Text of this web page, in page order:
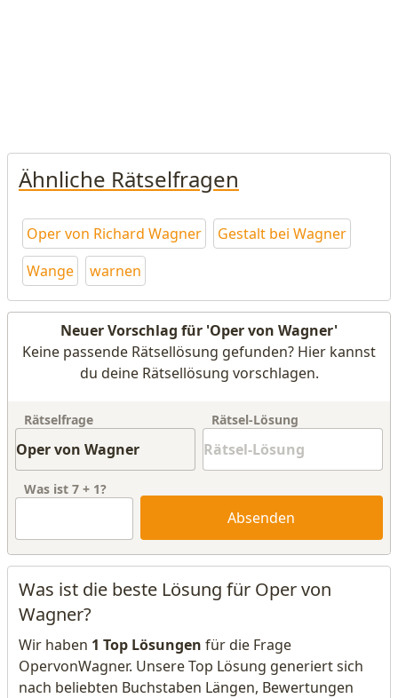
Ähnliche Rätselfragen
Oper von Richard Wagner
Gestalt bei Wagner
Wange
warnen
Neuer Vorschlag für 'Oper von Wagner'
Keine passende Rätsellösung gefunden? Hier kannst
du deine Rätsellösung vorschlagen.
Rätselfrage Rätsel-Lösung
Was ist 7 + 1?
Absenden
Was ist die beste Lösung für Oper von
Wagner?
Wir haben 1 Top Lösungen für die Frage
OpervonWagner. Unsere Top Lösung generiert sich
nach beliebten Buchstaben Längen, Bewertungen